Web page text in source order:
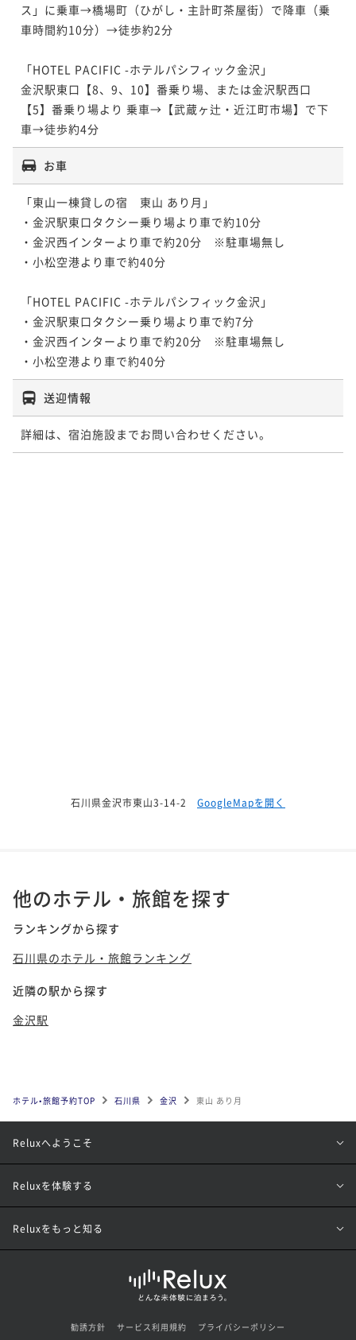
ス」に乗車→橋場町（ひがし・主計町茶屋街）で降車（乗
車時間約10分）→徒歩約2分
「HOTEL PACIFIC -ホテルパシフィック金沢」
金沢駅東口【8、9、10】番乗り場、または金沢駅西口
【5】番乗り場より 乗車→【武蔵ヶ辻・近江町市場】で下
車→徒歩約4分
お車
「東山一棟貸しの宿　東山 あり月」
・金沢駅東口タクシー乗り場より車で約10分
・金沢西インターより車で約20分　※駐車場無し
・小松空港より車で約40分
「HOTEL PACIFIC -ホテルパシフィック金沢」
・金沢駅東口タクシー乗り場より車で約7分
・金沢西インターより車で約20分　※駐車場無し
・小松空港より車で約40分
送迎情報
詳細は、宿泊施設までお問い合わせください。
石川県金沢市東山3-14-2 GoogleMapを開く
他のホテル・旅館を探す
ランキングから探す
石川県のホテル・旅館ランキング
近隣の駅から探す
金沢駅
ホテル•旅館予約TOP 石川県 金沢 東山 あり月
Reluxへようこそ
Reluxを体験する
Reluxをもっと知る
勧誘方針 サービス利用規約
プライバシーポリシー